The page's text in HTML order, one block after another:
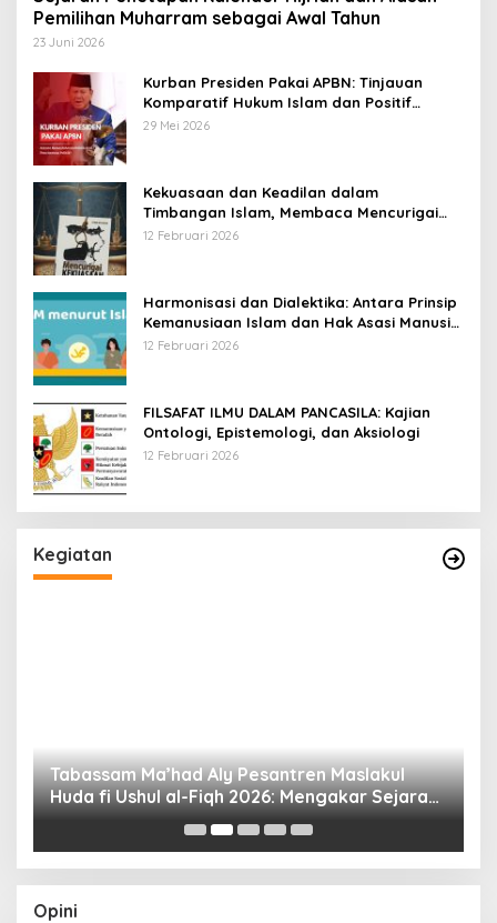
Pemilihan Muharram sebagai Awal Tahun
23 Juni 2026
Kurban Presiden Pakai APBN: Tinjauan
Komparatif Hukum Islam dan Positif
Negara
29 Mei 2026
Kekuasaan dan Keadilan dalam
Timbangan Islam, Membaca Mencurigai
Kekuasaan Karya Fitron Nur Iksan
12 Februari 2026
Harmonisasi dan Dialektika: Antara Prinsip
Kemanusiaan Islam dan Hak Asasi Manusia
Universal
12 Februari 2026
FILSAFAT ILMU DALAM PANCASILA: Kajian
Ontologi, Epistemologi, dan Aksiologi
12 Februari 2026
Kegiatan
Tabassam Ma’had Aly Pesantren Maslakul
Huda fi Ushul al-Fiqh 2026: Mengakar Sejarah,
Menjangkau Peradaban”
Opini